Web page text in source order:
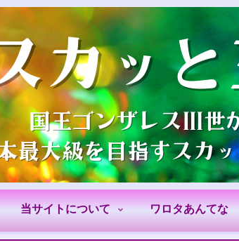
当サイトについて ワロタあんてな